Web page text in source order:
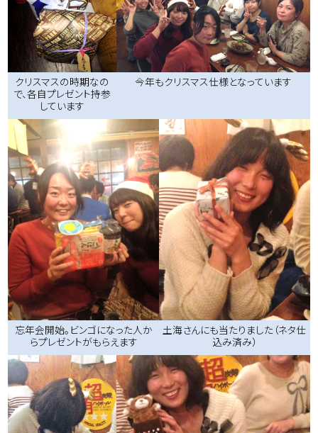
クリスマスの時期なの
で、各自プレゼント持参
しています
今年もクリスマス仕様となっています
忘年会開始。ビンゴになった人か
らプレゼントがもらえます
土海さんにも当たりました（ネタ仕
込み済み）